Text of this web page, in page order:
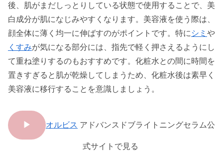
後、肌がまだしっとりしている状態で使用することで、美
白成分が肌になじみやすくなります。美容液を使う際は、
顔全体に薄く均一に伸ばすのがポイントです。特に シミ や
くすみが気になる部分には、指先で軽く押さえるようにし
て重ね塗りするのもおすすめです。化粧水との間に時間を
置きすぎると肌が乾燥してしまうため、化粧水後は素早く
美容液に移行することを意識しましょう。
▶ オルビス アドバンスドブライトニングセラム公
式サイトで見る